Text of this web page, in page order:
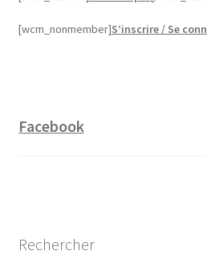
[wcm_nonmember]S’inscrire / Se
Facebook
Rechercher